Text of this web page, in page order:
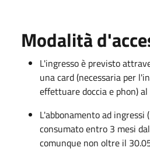
Modalità
L'ingresso è previsto
una card (necessaria per
effettuare doccia e phon)
L'abbonamento ad ingressi
consumato entro 3 mesi
comunque non oltre il